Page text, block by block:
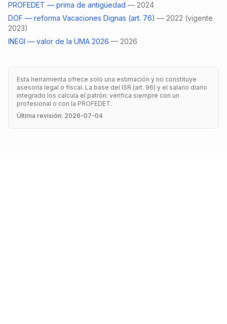
PROFEDET — prima de antigüedad — 2024
DOF — reforma Vacaciones Dignas (art. 76) — 2022 (vigente
2023)
INEGI — valor de la UMA 2026 — 2026
Esta herramienta ofrece solo una estimación y no constituye
asesoría legal o fiscal. La base del ISR (art. 96) y el salario diario
integrado los calcula el patrón: verifica siempre con un
profesional o con la PROFEDET.
Última revisión: 2026-07-04